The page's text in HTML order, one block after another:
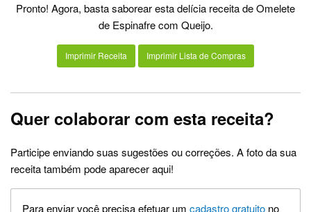
Pronto! Agora, basta saborear esta delícia receita de Omelete
de Espinafre com Queijo.
Imprimir Receita Imprimir Lista de Compras
Quer colaborar com esta receita?
Participe enviando suas sugestões ou correções. A foto da sua
receita também pode aparecer aqui!
Para enviar você precisa efetuar um cadastro gratuito no